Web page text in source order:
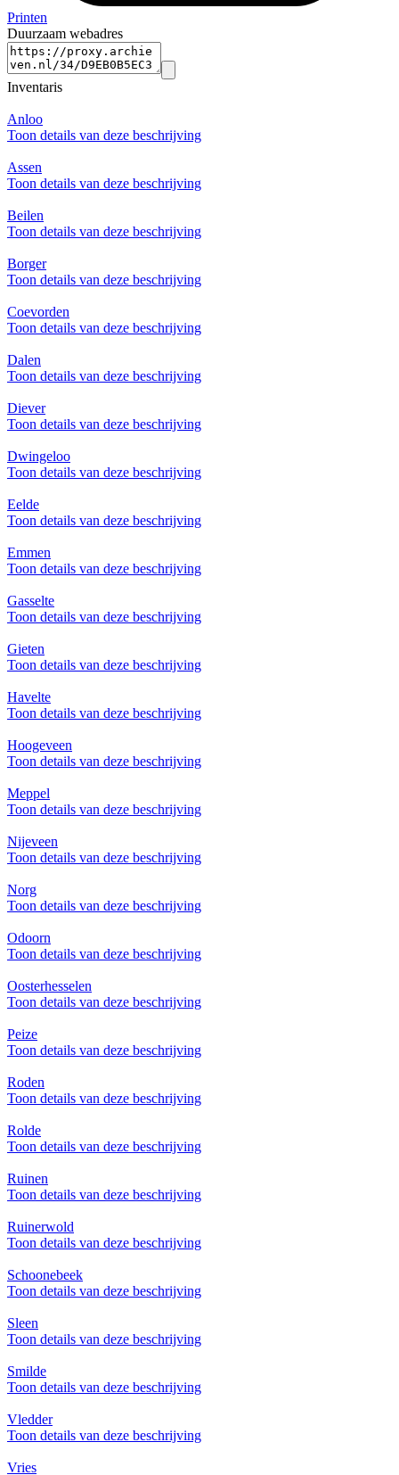
Printen
Duurzaam webadres
Inventaris
Anloo
Toon details van deze beschrijving
Assen
Toon details van deze beschrijving
Beilen
Toon details van deze beschrijving
Borger
Toon details van deze beschrijving
Coevorden
Toon details van deze beschrijving
Dalen
Toon details van deze beschrijving
Diever
Toon details van deze beschrijving
Dwingeloo
Toon details van deze beschrijving
Eelde
Toon details van deze beschrijving
Emmen
Toon details van deze beschrijving
Gasselte
Toon details van deze beschrijving
Gieten
Toon details van deze beschrijving
Havelte
Toon details van deze beschrijving
Hoogeveen
Toon details van deze beschrijving
Meppel
Toon details van deze beschrijving
Nijeveen
Toon details van deze beschrijving
Norg
Toon details van deze beschrijving
Odoorn
Toon details van deze beschrijving
Oosterhesselen
Toon details van deze beschrijving
Peize
Toon details van deze beschrijving
Roden
Toon details van deze beschrijving
Rolde
Toon details van deze beschrijving
Ruinen
Toon details van deze beschrijving
Ruinerwold
Toon details van deze beschrijving
Schoonebeek
Toon details van deze beschrijving
Sleen
Toon details van deze beschrijving
Smilde
Toon details van deze beschrijving
Vledder
Toon details van deze beschrijving
Vries